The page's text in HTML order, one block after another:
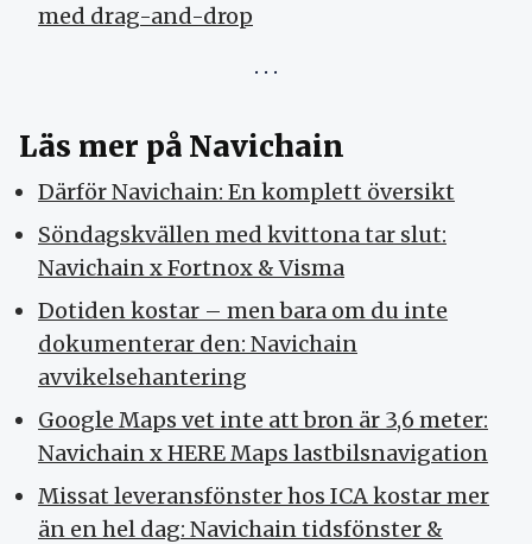
med drag-and-drop
Läs mer på Navichain
Därför Navichain: En komplett översikt
Söndagskvällen med kvittona tar slut:
Navichain x Fortnox & Visma
Dotiden kostar – men bara om du inte
dokumenterar den: Navichain
avvikelsehantering
Google Maps vet inte att bron är 3,6 meter:
Navichain x HERE Maps lastbilsnavigation
Missat leveransfönster hos ICA kostar mer
än en hel dag: Navichain tidsfönster &